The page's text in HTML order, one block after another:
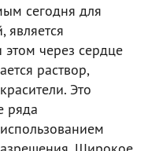
сегодня для
является
через сердце
раствор,
Это
ряда